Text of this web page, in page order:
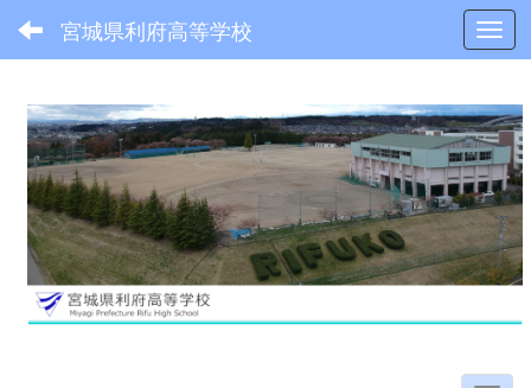
宮城県利府高等学校